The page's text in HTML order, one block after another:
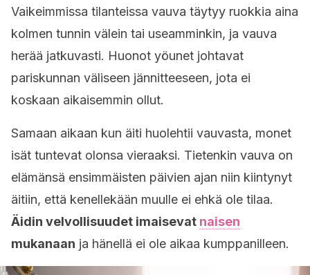
Vaikeimmissa tilanteissa vauva täytyy ruokkia aina
kolmen tunnin välein tai useamminkin, ja vauva
herää jatkuvasti. Huonot yöunet johtavat
pariskunnan väliseen jännitteeseen, jota ei
koskaan aikaisemmin ollut.
Samaan aikaan kun äiti huolehtii vauvasta, monet
isät tuntevat olonsa vieraaksi. Tietenkin vauva on
elämänsä ensimmäisten päivien ajan niin kiintynyt
äitiin, että kenellekään muulle ei ehkä ole tilaa.
Äidin velvollisuudet imaisevat naisen
mukanaan ja hänellä ei ole aikaa kumppanilleen.